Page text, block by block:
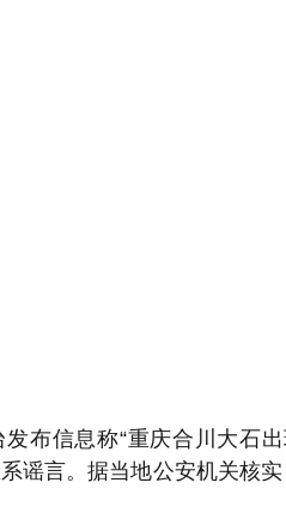
布信息称“重庆合川大石
谣言。据当地公安机关核